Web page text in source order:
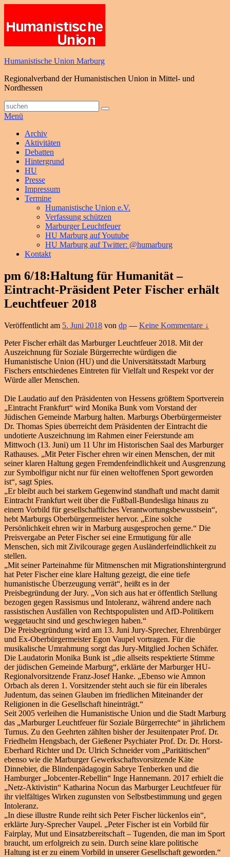
springen
Humanistische Union Marburg
Regionalverband der Humanistischen Union in Mittel- und
Nordhessen
Suche
nach:
Suchen
Menü
Primäres
Menü
Archiv
Aktivitäten
Debatten
Hintergrund
HU
Presse
Impressum
Termine
Humanistische Union e.V.
Verfassung schützen
Marburger Leuchtfeuer
HU Marburg auf Youtube
HU Marburg auf Twitter: @humarburg
Kontakt
pm 6/18:Haltung für Humanität –
Eintracht-Präsident Peter Fischer erhält
Leuchtfeuer 2018
Veröffentlicht am 5. Juni 2018 von dp — Keine Kommentare ↓
Peter Fischer erhält das Marburger Leuchtfeuer 2018. Mit der
Auszeichnung für Soziale Bürgerrechte würdigen die
Humanistische Union (HU) und die Universitätsstadt Marburg
Fischers entschiedenes Eintreten für Vielfalt und Respekt vor der
Würde aller Menschen.
Die Laudatio auf den Präsidenten von Hessens größtem Sportverein
„Eintracht Frankfurt“ wird Monika Bunk vom Vorstand der
Jüdischen Gemeinde Marburg halten. Marburgs Oberbürgermeister
Dr. Thomas Spies überreicht dem Präsidenten der Eintracht die
undotierte Auszeichnung im Rahmen einer Feierstunde am
Mittwoch (13. Juni) um 11 Uhr im Historischen Saal des Marburger
Rathauses. „Mit Peter Fischer ehren wir einen Menschen, der mit
seiner klaren Haltung gegen Fremdenfeindlichkeit und Ausgrenzung
zur Symbolfigur nicht nur für einen weltoffenen Sport geworden
ist“, sagt Spies.
„Er bleibt auch bei starkem Gegenwind standhaft und macht damit
Eintracht Frankfurt weit über die Fußball-Bundesliga hinaus zu
einem Vorbild für gesellschaftliches Verantwortungsbewusstsein“,
hebt Marburgs Oberbürgermeister hervor. „Eine solche
Persönlichkeit ehren wir in Marburg ausgesprochen gerne.“ Die
Preisvergabe an Peter Fischer sei eine Ermutigung für alle
Menschen, sich mit Zivilcourage gegen Ausländerfeindlichkeit zu
stellen.
„Mit seiner Parteinahme für Mitmenschen mit Migrationshintergrund
hat Peter Fischer eine klare Haltung gezeigt, die eine tiefe
humanistische Überzeugung verrät“, heißt es in der
Preisbegründung der Jury. „Von sich aus hat er öffentlich Stellung
bezogen gegen Rassismus und Intoleranz, während andere nach
rassistischen Ausfällen von Rechtspopulisten und AfD-Politikern
weggetaucht sind und geschwiegen haben.“
Die Preisbegründung wird am 13. Juni Jury-Sprecher, Ehrenbürger
und Ex-Oberbürgermeister Egon Vaupel vortragen. Für die
musikalische Umrahmung sorgt das Jury-Mitglied Jochen Schäfer.
Die Laudatorin Monika Bunk ist „die allseits respektierte Stimme
der jüdischen Gemeinde Marburg“, erklärte der Marburger HU-
Regionalvorsitzende Franz-Josef Hanke. „Ebenso wie Amnon
Orbach als deren 1. Vorsitzender steht auch sie für ein liberales
Judentum, das seinen Glauben im friedlichen Miteinander der
Religionen in die Gesellschaft hineinträgt.“
Seit 2005 verleihen die Humanistische Union und die Stadt Marburg
das „Marburger Leuchtfeuer für Soziale Bürgerrechte“ in jährlichem
Turnus. Zu den Geehrten zählten bisher der Jesuitenpater Prof. Dr.
Friedhelm Hengsbach, der Gießener Psychiater Prof. Dr. Dr. Horst-
Eberhard Richter und Dr. Ulrich Schneider vom „Paritätischen“
ebenso wie die Marburger Gewerkschaftsvorsitzende Käte
Dinnebier, die Blindenpädagogin Sabrye Tenberken und die
Hamburger „Jobcenter-Rebellin“ Inge Hannemann. 2017 erhielt die
„Netz-Aktivistin“ Katharina Nocun das Marburger Leuchtfeuer für
ihr vielfältiges Wirken zugunsten von Selbstbestimmung und gegen
Intoleranz.
„In diese illustre Runde reiht sich Peter Fischer lückenlos ein“,
erklärte Jury-Sprecher Vaupel. „Peter Fischer ist ein Vorbild für
Fairplay, Mut und Einsatzbereitschaft – Tugenden, die man im Sport
braucht, um erfolgreich zu sein. Durch seine klare politische
Haltung ist er zu einem Vorbild in unserer Gesellschaft geworden.“